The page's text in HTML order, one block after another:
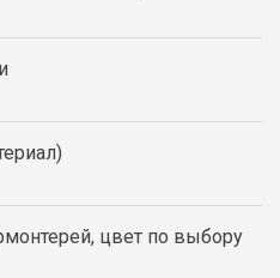
цвет по выбору